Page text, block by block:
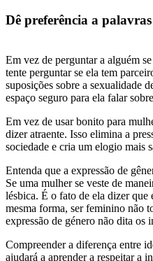
Dê preferência a
Em vez de perguntar a alguém
tente perguntar se ela tem
suposições sobre a sexualidade
espaço seguro para ela falar
Em vez de usar bonito para
dizer atraente. Isso elimina a
sociedade e cria um elogio mais
Entenda que a expressão de
Se uma mulher se veste de
lésbica. É o fato de ela dizer que
mesma forma, ser feminino não
expressão de género não dita os
Compreender a diferença entre
ajudará a aprender a respeitar a